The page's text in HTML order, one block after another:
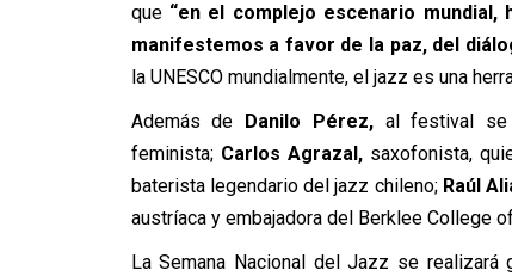
que “en el complejo escenario
manifestemos a favor de la paz, del
la UNESCO mundialmente, el jazz es una
Además de Danilo Pérez,al festival se
feminista; Carlos Agrazal,saxofonista,
baterista legendario del jazz chileno;Raúl
austríaca y embajadora del Berklee College
La Semana Nacional del Jazz se